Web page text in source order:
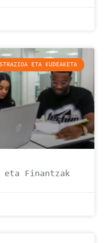
ETA KUDEAKETA
eta Finantzak